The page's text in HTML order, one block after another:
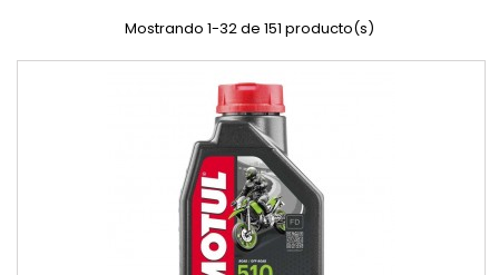
Mostrando 1-32 de 151 producto(s)